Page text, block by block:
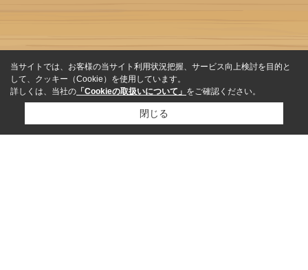
当サイトでは、お客様の当サイト利用状況把握、サービス向上検討を目的と
して、クッキー（Cookie）を使用しています。
詳しくは、当社の 「Cookieの取扱いについて」 をご確認ください。
閉じる